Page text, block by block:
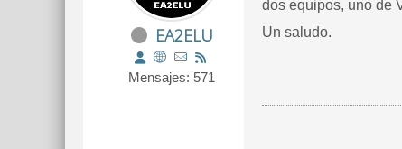
EA2ELU
Mensajes: 571
dos equipos, uno de
Un saludo.